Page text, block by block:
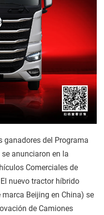
ganadores del Programa
anunciaron en la
Comerciales de
nuevo tractor híbrido
marca Beijing en China) se
de Camiones